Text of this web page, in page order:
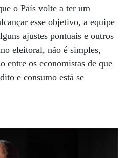
o País volte a ter um
esse objetivo, a equipe
ajustes pontuais e outros
eleitoral, não é simples,
entre os economistas de que
e consumo está se